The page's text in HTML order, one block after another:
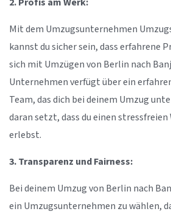
2. Profis am Werk:
Mit dem Umzugsunternehmen
kannst du sicher sein, dass erfahrene
sich mit Umzügen von Berlin nach
Unternehmen verfügt über ein
Team, das dich bei deinem Umzug
daran setzt, dass du einen
erlebst.
3. Transparenz und Fairness:
Bei deinem Umzug von Berlin nach
ein Umzugsunternehmen zu wählen,